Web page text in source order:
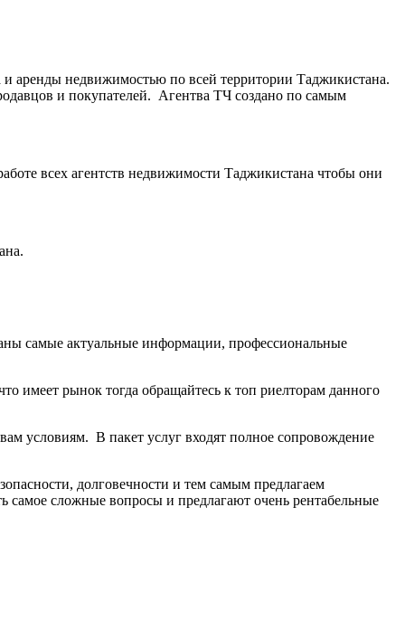
аренды недвижимостью по всей территории Таджикистана.
и покупателей. Агентва ТЧ создано по самым
всех агентств недвижимости Таджикистана чтобы они
самые актуальные информации, профессиональные
имеет рынок тогда обращайтесь к топ риелторам данного
условиям. В пакет услуг входят полное сопровождение
долговечности и тем самым предлагаем
самое сложные вопросы и предлагают очень рентабельные